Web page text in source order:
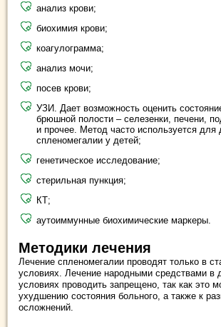
анализ крови;
биохимия крови;
коагулограмма;
анализ мочи;
посев крови;
УЗИ. Дает возможность оценить
брюшной полости – селезенки, печени,
и прочее. Метод часто используется для
спленомегалии у детей;
генетическое исследование;
стерильная пункция;
КТ;
аутоиммунные биохимические маркеры.
Методики лечения
Лечение спленомегалии проводят только в
условиях. Лечение народными средствами в
условиях проводить запрещено, так как это
ухудшению состояния больного, а также к
осложнений.